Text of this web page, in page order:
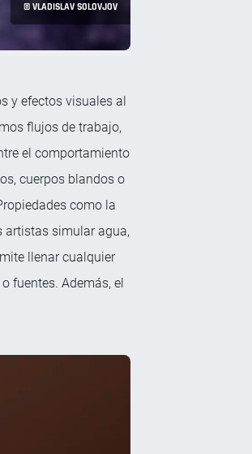
© VLADISLAV SOLOVJOV
y efectos visuales al
flujos de trabajo,
el comportamiento
cuerpos blandos o
como la
artistas simular agua,
llenar cualquier
fuentes. Además, el